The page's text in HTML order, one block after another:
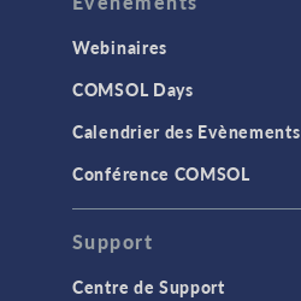
Webinaires
COMSOL Days
Calendrier des Evènements
Conférence COMSOL
Support
Centre de Support